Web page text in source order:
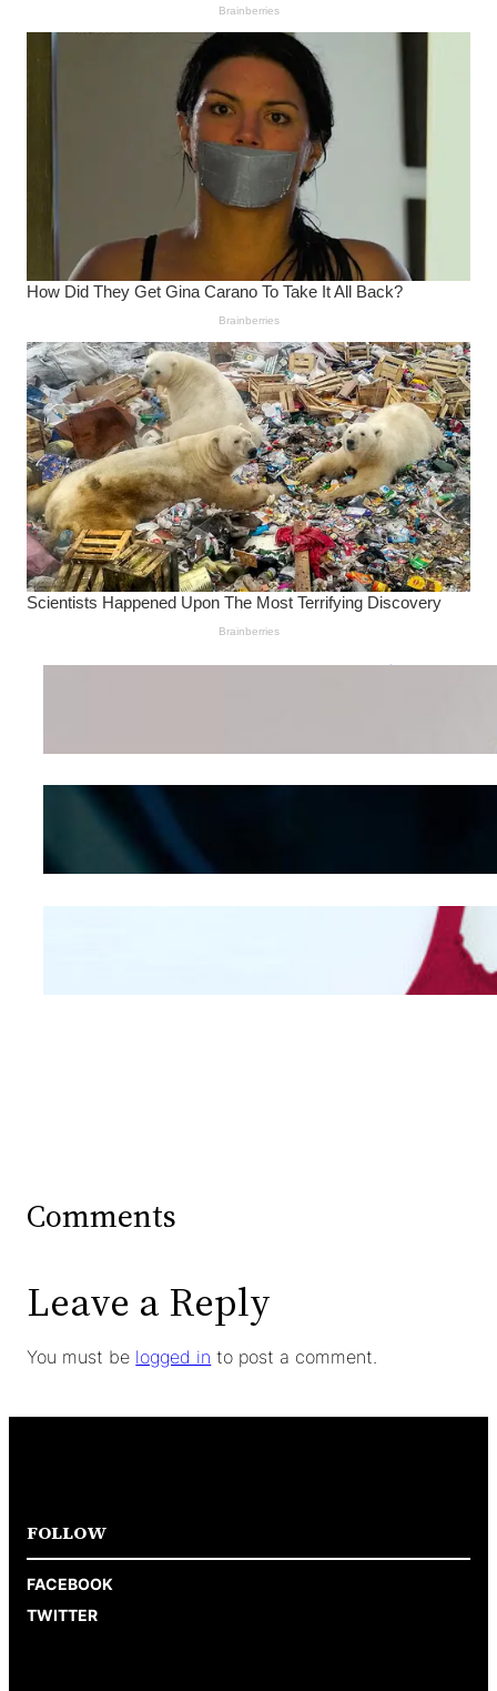
Wanita Pamer Pakaian
Kepribadian
Mengintip Kepribadian
Wanita Dari Warna Bra
Comments
Leave a Reply
You must be logged in to post a comment.
FOLLOW
FACEBOOK
TWITTER